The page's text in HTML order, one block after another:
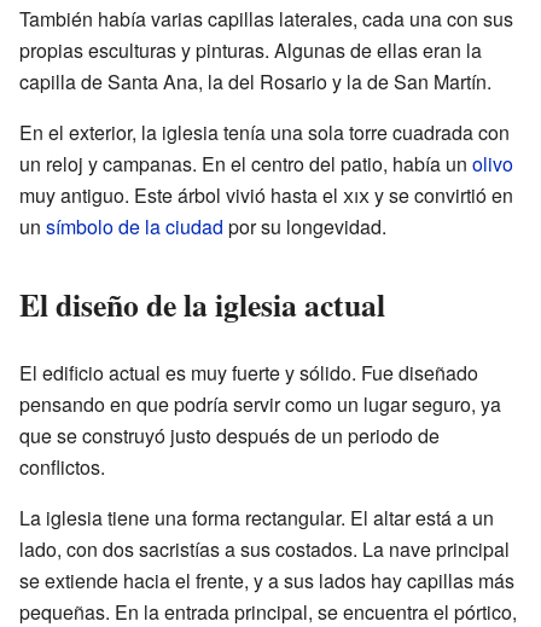
También había varias capillas laterales, cada una con sus
propias esculturas y pinturas. Algunas de ellas eran la
capilla de Santa Ana, la del Rosario y la de San Martín.
En el exterior, la iglesia tenía una sola torre cuadrada con
un reloj y campanas. En el centro del patio, había un olivo
muy antiguo. Este árbol vivió hasta el xixy se convirtió en
un símbolo de la ciudad por su longevidad.
El diseño de la iglesia actual
El edificio actual es muy fuerte y sólido. Fue diseñado
pensando en que podría servir como un lugar seguro, ya
que se construyó justo después de un periodo de
conflictos.
La iglesia tiene una forma rectangular. El altar está a un
lado, con dos sacristías a sus costados. La nave principal
se extiende hacia el frente, y a sus lados hay capillas más
pequeñas. En la entrada principal, se encuentra el pórtico,